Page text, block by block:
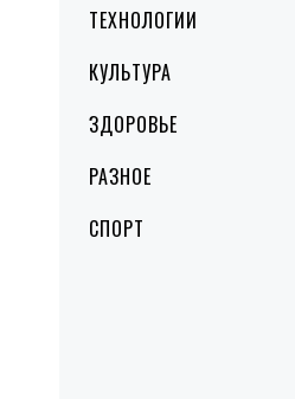
ТЕХНОЛОГИИ
КУЛЬТУРА
ЗДОРОВЬЕ
РАЗНОЕ
СПОРТ